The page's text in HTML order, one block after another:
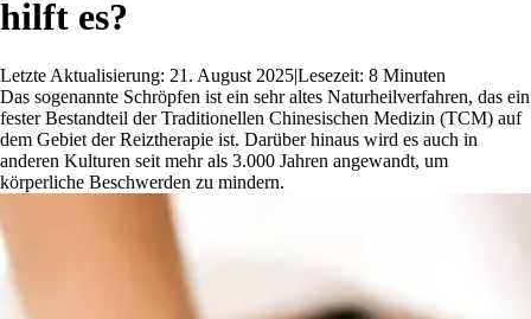
hilft es?
Letzte Aktualisierung: 21. August 2025|Lesezeit: 8 Minuten
Das sogenannte Schröpfen ist ein sehr altes Naturheilverfahren, das ein
fester Bestandteil der Traditionellen Chinesischen Medizin (TCM) auf
dem Gebiet der Reiztherapie ist. Darüber hinaus wird es auch in
anderen Kulturen seit mehr als 3.000 Jahren angewandt, um
körperliche Beschwerden zu mindern.